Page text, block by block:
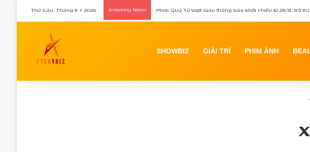
Thứ Sáu, Tháng 8 7 2026 Breaking News Phim Quý Tử Vượt Giàu thông báo khởi chiếu từ 28/8, trở
SHOWBIZ GIẢI TRÍ PHIM ẢNH